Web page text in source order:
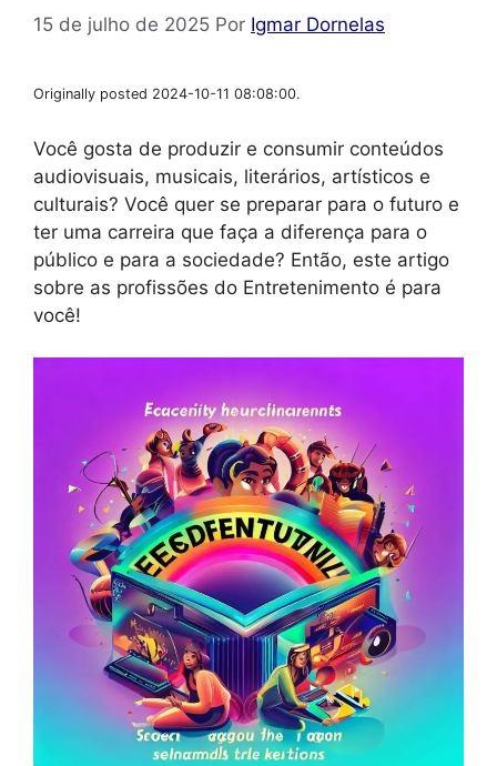
15 de julho de 2025 Por Igmar Dornelas
Originally posted 2024-10-11 08:08:00.
Você gosta de produzir e consumir conteúdos
audiovisuais, musicais, literários, artísticos e
culturais? Você quer se preparar para o futuro e
ter uma carreira que faça a diferença para o
público e para a sociedade? Então, este artigo
sobre as profissões do Entretenimento é para
você!